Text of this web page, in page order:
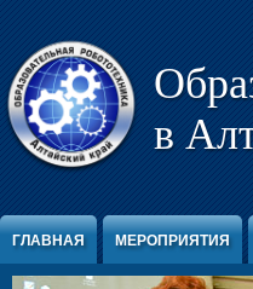
в
ГЛАВНАЯ МЕРОПРИЯТИЯ